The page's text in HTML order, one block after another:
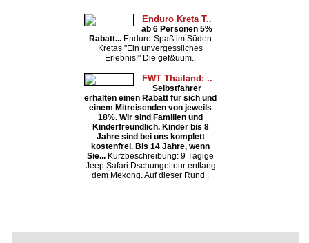
Enduro Kreta T..
ab 6 Personen 5%
Rabatt... Enduro-Spaß im Süden
Kretas "Ein unvergessliches
Erlebnis!" Die gef&uum..
FWT Thailand: ..
Selbstfahrer
erhalten einen Rabatt für sich und
einem Mitreisenden von jeweils
18%. Wir sind Familien und
Kinderfreundlich. Kinder bis 8
Jahre sind bei uns komplett
kostenfrei. Bis 14 Jahre, wenn
Sie... Kurzbeschreibung: 9 Tägige
Jeep Safari Dschungeltour entlang
dem Mekong. Auf dieser Rund..